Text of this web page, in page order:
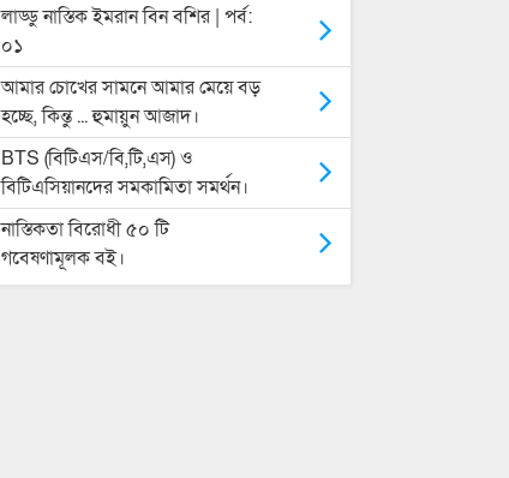
লাড্ডু নাস্তিক ইমরান বিন বশির | পর্ব:
০১
আমার চোখের সামনে আমার মেয়ে বড়
হচ্ছে, কিন্তু ... হুমায়ুন আজাদ।
BTS (বিটিএস/বি,টি,এস) ও
বিটিএসিয়ানদের সমকামিতা সমর্থন।
নাস্তিকতা বিরোধী ৫০ টি
গবেষণামূলক বই।